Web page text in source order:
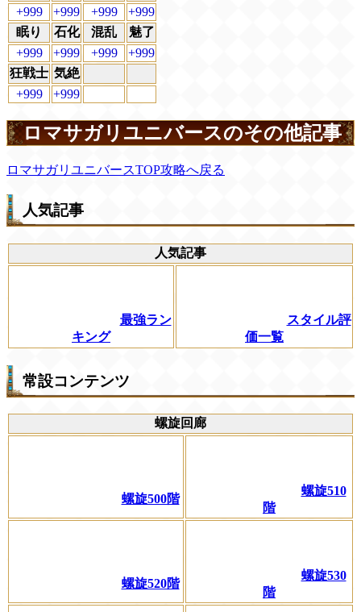
+999
+999 +999
+999
眠り
石化 混乱
魅了
+999
+999 +999
+999
狂戦士 気絶
+999
+999
ロマサガリユニバースのその他記事
ロマサガリユニバースTOP攻略へ戻る
人気記事
人気記事
最強ラン
キング
スタイル評
価一覧
常設コンテンツ
螺旋回廊
螺旋500階
螺旋510
階
螺旋520階
螺旋530
階